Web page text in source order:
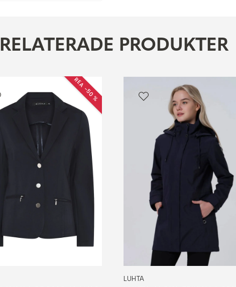
RELATERADE PRODUKTER
REA −50 %
LUHTA